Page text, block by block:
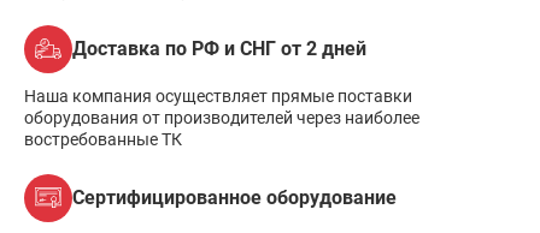
Доставка по РФ и СНГ от 2 дней
Наша компания осуществляет прямые поставки
оборудования от производителей через наиболее
востребованные ТК
Сертифицированное оборудование